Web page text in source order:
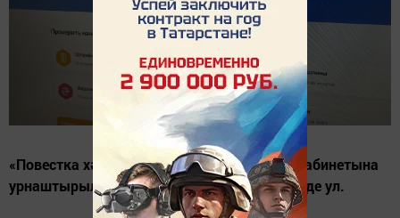
«Повестка хәрби бурычлы кешенең шәхси кабинетына
урнаштырылуга алынган дип санала», – диде ул.